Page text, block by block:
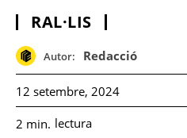
RAL·LIS
Autor: Redacció
12 setembre, 2024
2 min. lectura